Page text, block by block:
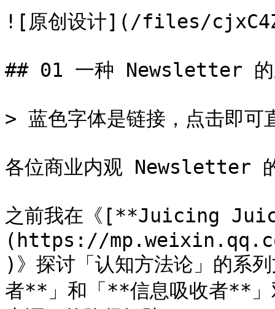
![原创设计](/files/
## 01 一种 Newsletter 的
> 蓝色字体是链接，点击即可
各位商业内观 Newsletter
之前我在《[**Juicing
(https://mp.weixin.qq.com/
)》探讨「认知方法论」的系
者**」和「**信息吸收者**」